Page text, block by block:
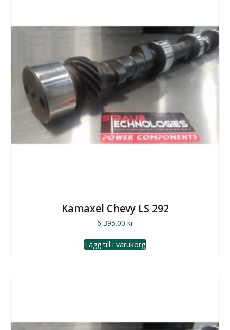
Kamaxel Chevy LS 292
6,395.00 kr
Lägg till i varukorg